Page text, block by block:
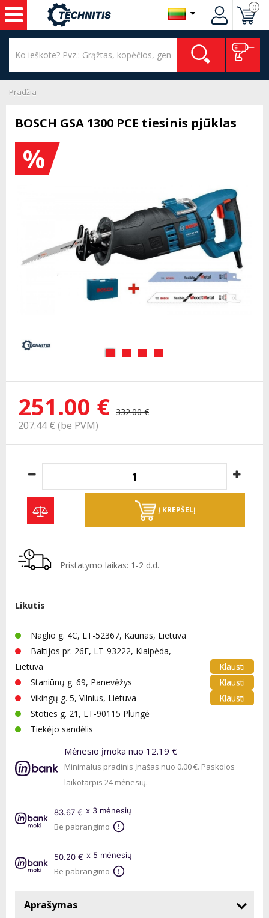
0
Pradžia
BOSCH GSA 1300 PCE tiesinis pjūklas
%
251.00 € 332.00 €
207.44 € (be PVM)
Į KREPŠELĮ
Pristatymo laikas: 1-2 d.d.
Likutis
Naglio g. 4C, LT-52367, Kaunas, Lietuva
Baltijos pr. 26E, LT-93222, Klaipėda,
Lietuva
Klausti
Staniūnų g. 69, Panevėžys
Klausti
Vikingų g. 5, Vilnius, Lietuva
Klausti
Stoties g. 21, LT-90115 Plungė
Tiekėjo sandėlis
Mėnesio įmoka nuo 12.19 €
Minimalus pradinis įnašas nuo 0.00 €. Paskolos
laikotarpis 24 mėnesių.
83.67 € x 3 mėnesių
Be pabrangimo
50.20 € x 5 mėnesių
Be pabrangimo
Aprašymas